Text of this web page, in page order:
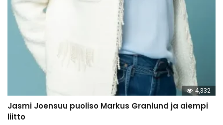
4,332
Jasmi Joensuu puoliso Markus Granlund ja aiempi
liitto